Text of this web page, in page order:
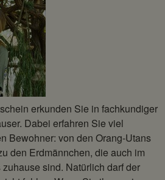
erkunden Sie in fachkundiger
Dabei erfahren Sie viel
Bewohner: von den Orang-Utans
den Erdmännchen, die auch im
sind. Natürlich darf der